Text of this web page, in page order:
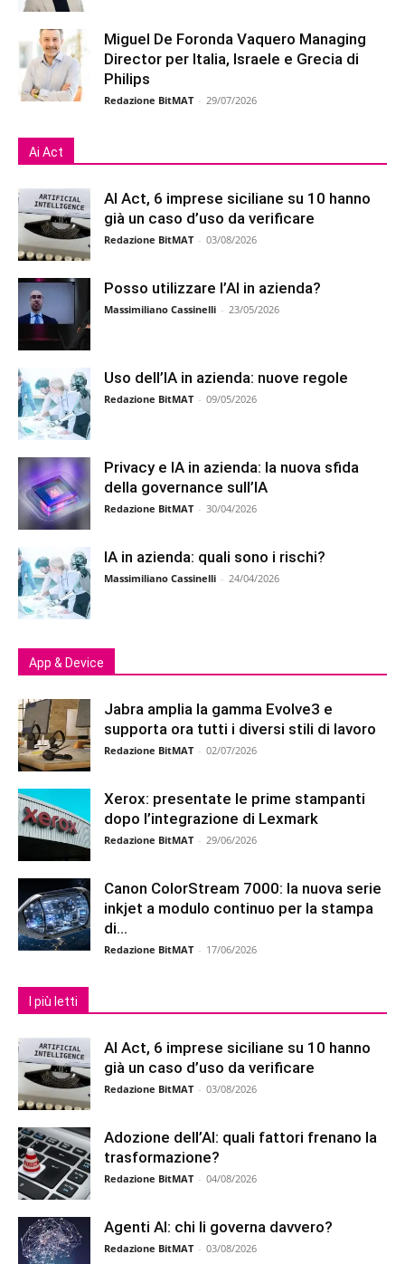
Miguel De Foronda Vaquero Managing
Director per Italia, Israele e Grecia di
Philips
Redazione BitMAT - 29/07/2026
Ai Act
AI Act, 6 imprese siciliane su 10 hanno
già un caso d’uso da verificare
Redazione BitMAT - 03/08/2026
Posso utilizzare l’AI in azienda?
Massimiliano Cassinelli - 23/05/2026
Uso dell’IA in azienda: nuove regole
Redazione BitMAT - 09/05/2026
Privacy e IA in azienda: la nuova sfida
della governance sull’IA
Redazione BitMAT - 30/04/2026
IA in azienda: quali sono i rischi?
Massimiliano Cassinelli - 24/04/2026
App & Device
Jabra amplia la gamma Evolve3 e
supporta ora tutti i diversi stili di lavoro
Redazione BitMAT - 02/07/2026
Xerox: presentate le prime stampanti
dopo l’integrazione di Lexmark
Redazione BitMAT - 29/06/2026
Canon ColorStream 7000: la nuova serie
inkjet a modulo continuo per la stampa
di...
Redazione BitMAT - 17/06/2026
I più letti
AI Act, 6 imprese siciliane su 10 hanno
già un caso d’uso da verificare
Redazione BitMAT - 03/08/2026
Adozione dell’AI: quali fattori frenano la
trasformazione?
Redazione BitMAT - 04/08/2026
Agenti AI: chi li governa davvero?
Redazione BitMAT - 03/08/2026